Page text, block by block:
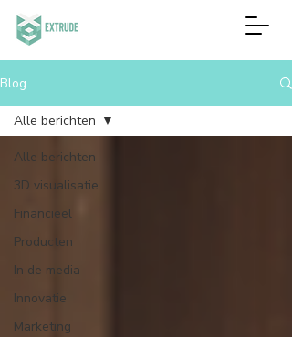
Blog
Alle berichten
3D visualisatie
Financieel
Producten
In de media
Innovatie
Marketing
Alle berichten